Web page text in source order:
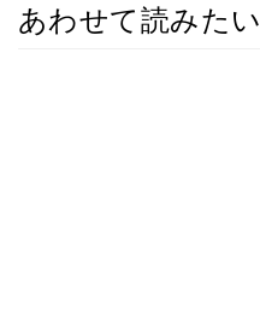
あわせて読みたい